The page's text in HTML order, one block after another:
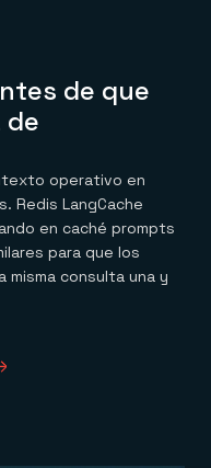
de que
de
operativo en
Redis LangCache
en caché prompts
para que los
consulta una y